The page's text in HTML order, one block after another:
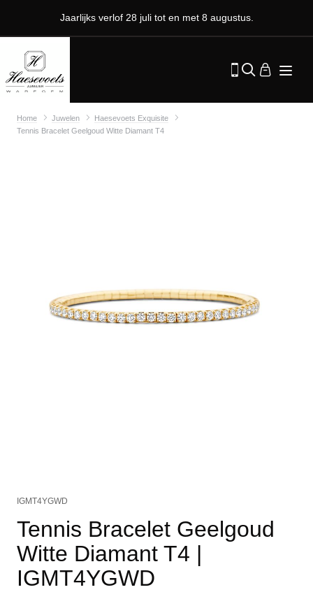
Jaarlijks verlof 28 juli tot en met 8 augustus.
Home Juwelen
Haesevoets Exquisite
Tennis Bracelet Geelgoud Witte Diamant T4
IGMT4YGWD
Tennis Bracelet Geelgoud
Witte Diamant T4 |
IGMT4YGWD